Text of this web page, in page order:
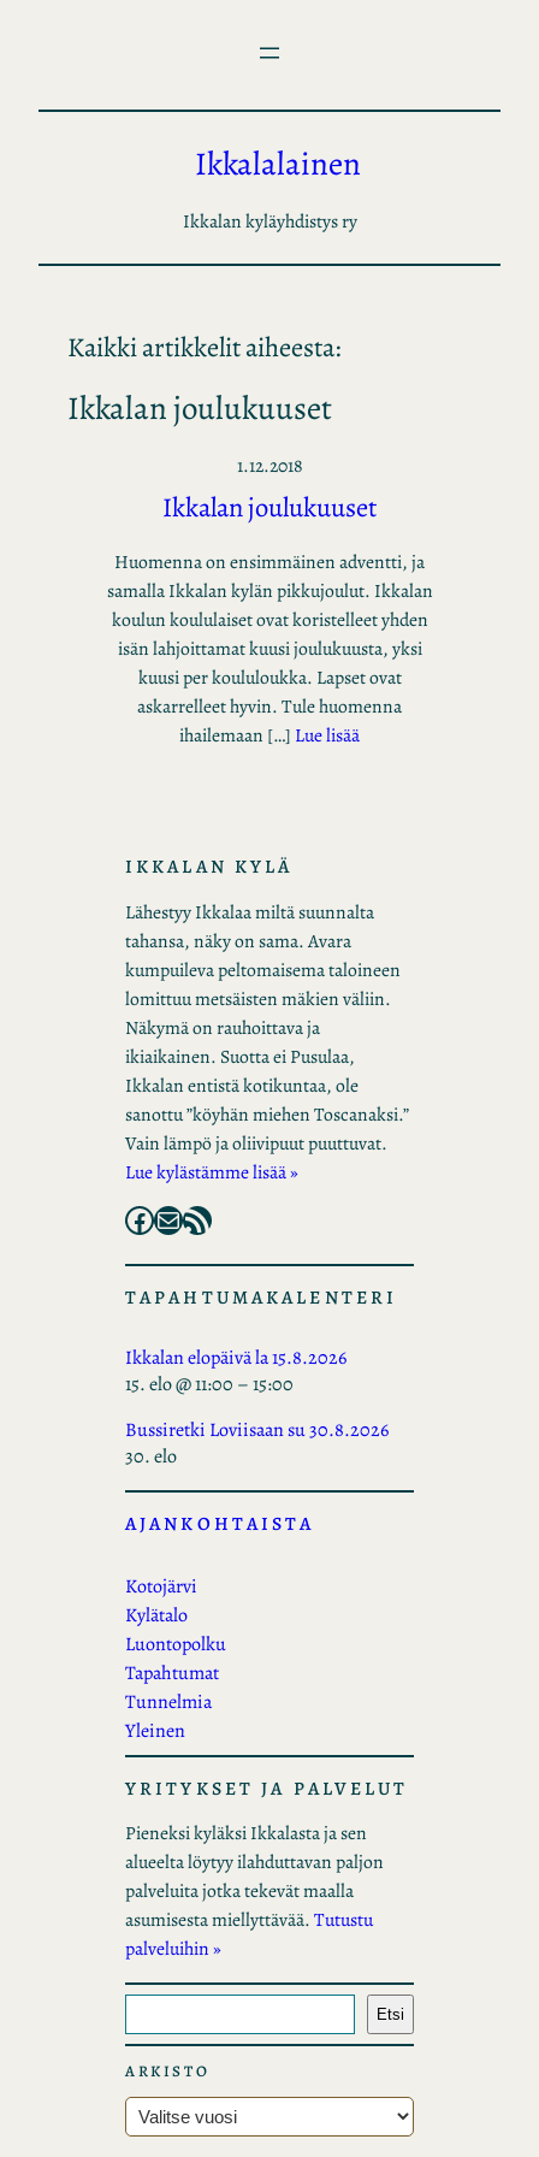
Ikkalalainen
Ikkalan kyläyhdistys ry
Kaikki artikkelit aiheesta:
Ikkalan joulukuuset
1.12.2018
Ikkalan joulukuuset
Huomenna on ensimmäinen adventti, ja
samalla Ikkalan kylän pikkujoulut. Ikkalan
koulun koululaiset ovat koristelleet yhden
isän lahjoittamat kuusi joulukuusta, yksi
kuusi per koululoukka. Lapset ovat
askarrelleet hyvin. Tule huomenna
ihailemaan […] Lue lisää
IKKALAN KYLÄ
Lähestyy Ikkalaa miltä suunnalta
tahansa, näky on sama. Avara
kumpuileva peltomaisema taloineen
lomittuu metsäisten mäkien väliin.
Näkymä on rauhoittava ja
ikiaikainen. Suotta ei Pusulaa,
Ikkalan entistä kotikuntaa, ole
sanottu ”köyhän miehen Toscanaksi.”
Vain lämpö ja oliivipuut puuttuvat.
Lue kylästämme lisää »
Facebook Mail RSS Feed
TAPAHTUMAKALENTERI
Ikkalan elopäivä la 15.8.2026
15. elo @ 11:00 –15:00
Bussiretki Loviisaan su 30.8.2026
30. elo
AJANKOHTAISTA
Kotojärvi
Kylätalo
Luontopolku
Tapahtumat
Tunnelmia
Yleinen
YRITYKSET JA PALVELUT
Pieneksi kyläksi Ikkalasta ja sen
alueelta löytyy ilahduttavan paljon
palveluita jotka tekevät maalla
asumisesta miellyttävää.Tutustu
palveluihin »
t
s
i
Etsi
ARKISTO
A
r